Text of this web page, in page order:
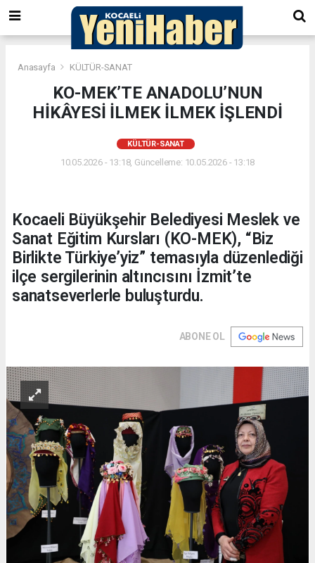
Anasayfa KÜLTÜR-SANAT
KO-MEK’TE ANADOLU’NUN
HİKÂYESİ İLMEK İLMEK İŞLENDİ
KÜLTÜR-SANAT
10.05.2026 - 13:18, Güncelleme: 10.05.2026 - 13:18
Kocaeli Büyükşehir Belediyesi Meslek ve
Sanat Eğitim Kursları (KO-MEK), “Biz
Birlikte Türkiye’yiz” temasıyla düzenlediği
ilçe sergilerinin altıncısını İzmit’te
sanatseverlerle buluşturdu.
ABONE OL